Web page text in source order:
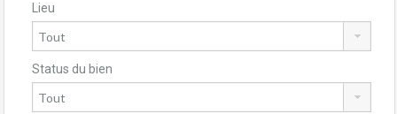
Lieu
Status du bien